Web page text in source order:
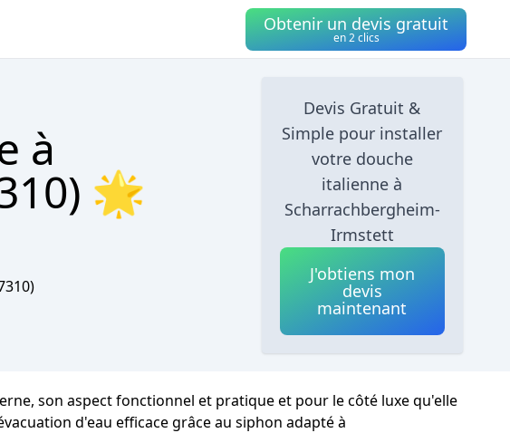
Obtenir un devis gratuit
en 2 clics
à
🌟
Devis Gratuit &
Simple pour installer
votre douche
italienne à
Scharrachbergheim-
Irmstett
J'obtiens mon
devis
maintenant
son aspect fonctionnel et pratique et pour le côté luxe qu'elle
d'eau efficace grâce au siphon adapté à